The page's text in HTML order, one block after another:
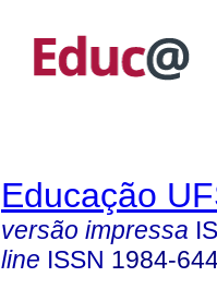
Educação
versão impressa
line ISSN 1984-